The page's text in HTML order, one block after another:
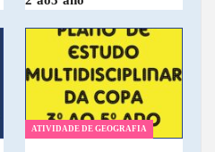
ATIVIDADE DE GEOGRAFIA